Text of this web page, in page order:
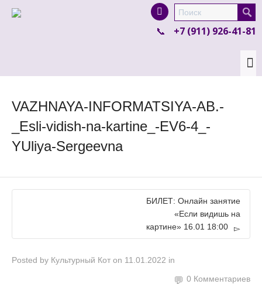
product in a size size .
colour items.
+7 (911) 926-41-81
VAZHNAYA-INFORMATSIYA-AB.-
_Esli-vidish-na-kartine_-EV6-4_-
YUliya-Sergeevna
БИЛЕТ: Онлайн занятие
«Если видишь на
картине» 16.01 18:00
Posted by Культурный Кот on 11.01.2022 in
0 Комментариев